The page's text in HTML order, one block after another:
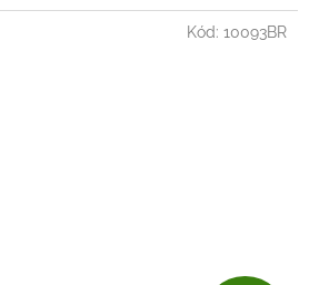
Kód: 10093BR